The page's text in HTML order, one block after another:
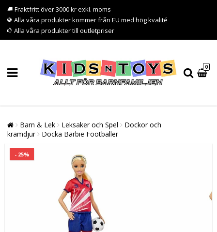
Fraktfritt över 3000 kr exkl. moms
Alla våra produkter kommer från EU med hög kvalité
Alla våra produkter till outletpriser
0
Barn & Lek Leksaker och Spel
Dockor och
kramdjur
Docka Barbie Footballer
- 25%